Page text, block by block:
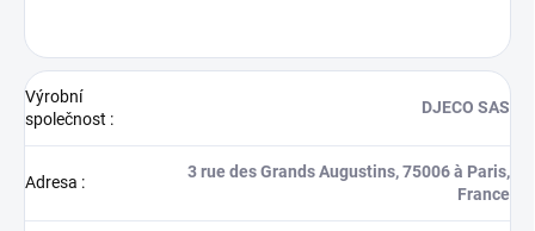
Výrobní
společnost :
DJECO SAS
Adresa :
3 rue des Grands Augustins, 75006 à Paris,
France